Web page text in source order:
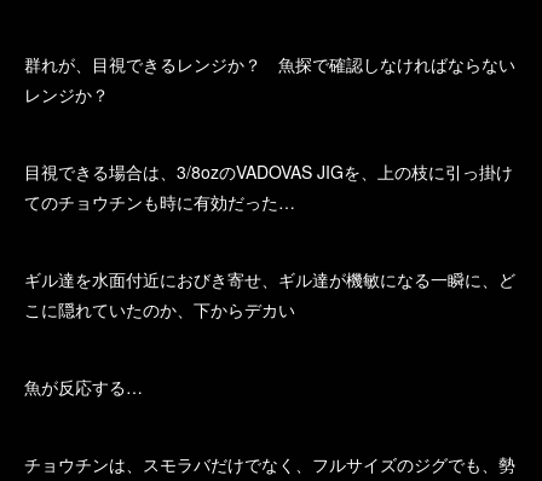
群れが、目視できるレンジか？ 魚探で確認しなければならない
レンジか？
目視できる場合は、3/8ozのVADOVAS JIGを、上の枝に引っ掛け
てのチョウチンも時に有効だった…
ギル達を水面付近におびき寄せ、ギル達が機敏になる一瞬に、ど
こに隠れていたのか、下からデカい
魚が反応する…
チョウチンは、スモラバだけでなく、フルサイズのジグでも、勢